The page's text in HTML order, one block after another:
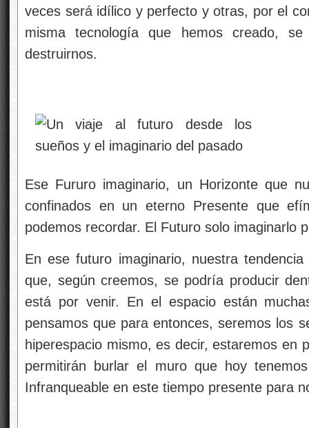
veces será idílico y perfecto y otras, por el
misma tecnología que hemos creado,
destruirnos.
Ese Fururo imaginario, un Horizonte que
confinados en un eterno Presente que
podemos recordar. El Futuro solo imaginarlo
En ese futuro imaginario, nuestra
que, según creemos, se podría producir
está por venir. En el espacio están
pensamos que para entonces, seremos los
hiperespacio mismo, es decir, estaremos en
permitirán burlar el muro que hoy
Infranqueable en este tiempo presente para